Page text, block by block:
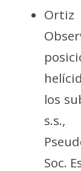
los
s.s.,
Soc.